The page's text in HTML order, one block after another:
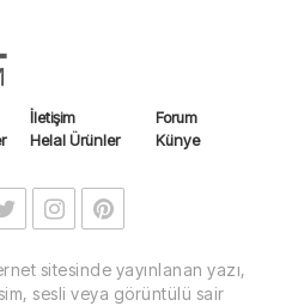
İletişim
Forum
Helal Ürünler Künye
sitesinde yayınlanan yazı,
sesli veya görüntülü sair